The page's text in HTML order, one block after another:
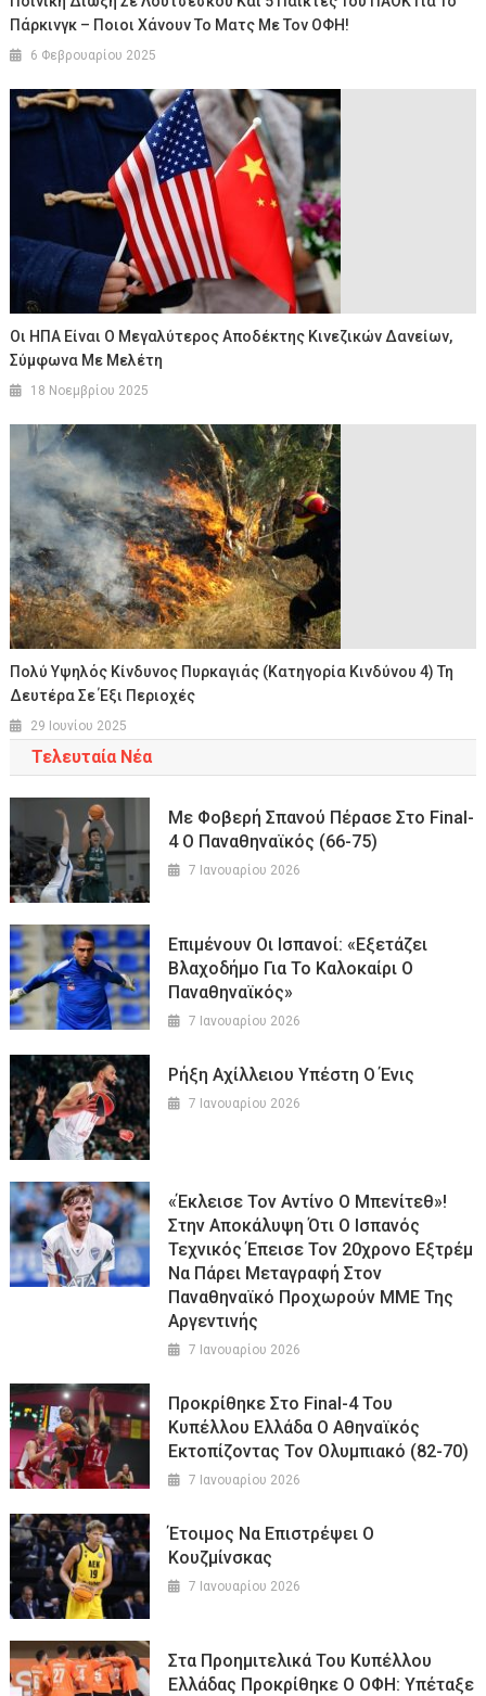
Πάρκινγκ – Ποιοι Χάνουν Το Ματς Με Τον ΟΦΗ!
6 Φεβρουαρίου 2025
Οι ΗΠΑ Είναι Ο Μεγαλύτερος Αποδέκτης Κινεζικών Δανείων,
Σύμφωνα Με Μελέτη
18 Νοεμβρίου 2025
Πολύ Υψηλός Κίνδυνος Πυρκαγιάς (κατηγορία Κινδύνου 4) Τη
Δευτέρα Σε Έξι Περιοχές
29 Ιουνίου 2025
Τελευταία Νέα
Με Φοβερή Σπανού Πέρασε Στο Final-
4 Ο Παναθηναϊκός (66-75)
7 Ιανουαρίου 2026
Επιμένουν Οι Ισπανοί: «Εξετάζει
Βλαχοδήμο Για Το Καλοκαίρι Ο
Παναθηναϊκός»
7 Ιανουαρίου 2026
Ρήξη Αχίλλειου Υπέστη Ο Ένις
7 Ιανουαρίου 2026
«Έκλεισε Τον Αντίνο Ο Μπενίτεθ»!
Στην Αποκάλυψη Ότι Ο Ισπανός
Τεχνικός Έπεισε Τον 20χρονο Εξτρέμ
Να Πάρει Μεταγραφή Στον
Παναθηναϊκό Προχωρούν ΜΜΕ Της
Αργεντινής
7 Ιανουαρίου 2026
Προκρίθηκε Στο Final-4 Του
Κυπέλλου Ελλάδα Ο Αθηναϊκός
Εκτοπίζοντας Τον Ολυμπιακό (82-70)
7 Ιανουαρίου 2026
Έτοιμος Να Επιστρέψει Ο
Κουζμίνσκας
7 Ιανουαρίου 2026
Στα Προημιτελικά Του Κυπέλλου
Ελλάδας Προκρίθηκε Ο ΟΦΗ: Υπέταξε